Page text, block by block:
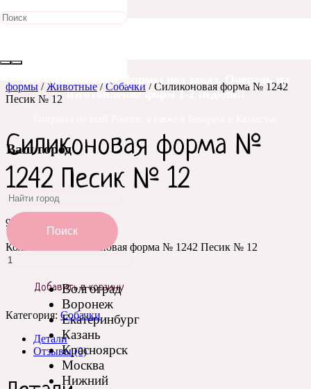
Все силиконовые формы под заказ. Очередь на
изготовление форм 1-2 недели!!
Ваш город
Поиск
Волгоград
Воронеж
Екатеринбург
Казань
Красноярск
Москва
Нижний
формы /Животные /Собачки / Силиконовая форма № 1242
Песик № 12
Силиконовая форма №
1242 Песик № 12
900
Количество Силиконовая форма № 1242 Песик № 12
Добавить в корзину
Категория: Собачки
Детали
Отзывы (0)